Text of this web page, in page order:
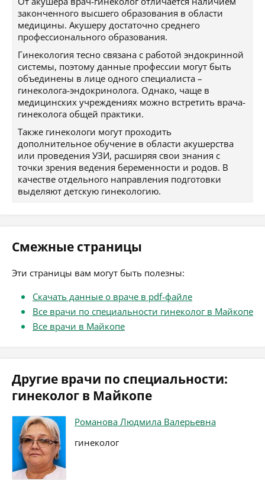
законченного высшего образования в области
медицины. Акушеру достаточно среднего
профессионального образования.
Гинекология тесно связана с работой эндокринной
системы, поэтому данные профессии могут быть
объединены в лице одного специалиста –
гинеколога-эндокринолога. Однако, чаще в
медицинских учреждениях можно встретить врача-
гинеколога общей практики.
Также гинекологи могут проходить
дополнительное обучение в области акушерства
или проведения УЗИ, расширяя свои знания с
точки зрения ведения беременности и родов. В
качестве отдельного направления подготовки
выделяют детскую гинекологию.
Смежные страницы
Эти страницы вам могут быть полезны:
Скачать данные о враче в pdf-файле
Все врачи по специальности гинеколог в Майкопе
Все врачи в Майкопе
Другие врачи по специальности:
гинеколог в Майкопе
Романова Людмила Валерьевна
гинеколог